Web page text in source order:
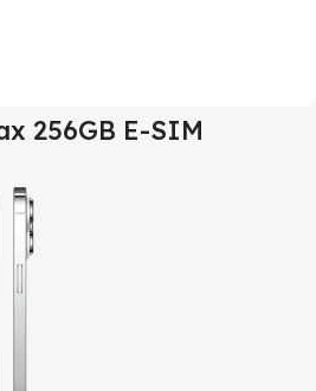
256GB E-SIM